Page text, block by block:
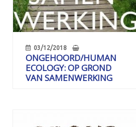
03/12/2018
ONGEHOORD/HUMAN
ECOLOGY: OP GROND
VAN SAMENWERKING